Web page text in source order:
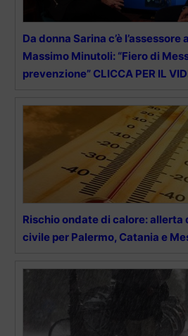
Da donna Sarina c’è
Massimo Minutoli: “Fiero di
prevenzione” CLICCA PER IL
Rischio ondate di calore: allerta
civile per Palermo, Catania e